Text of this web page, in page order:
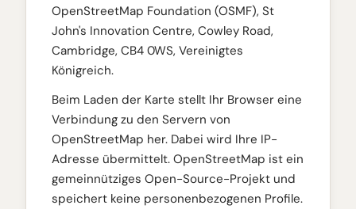
OpenStreetMap Foundation (OSMF), St
John's Innovation Centre, Cowley Road,
Cambridge, CB4 0WS, Vereinigtes
Königreich.
Beim Laden der Karte stellt Ihr Browser eine
Verbindung zu den Servern von
OpenStreetMap her. Dabei wird Ihre IP-
Adresse übermittelt. OpenStreetMap ist ein
gemeinnütziges Open-Source-Projekt und
speichert keine personenbezogenen Profile.